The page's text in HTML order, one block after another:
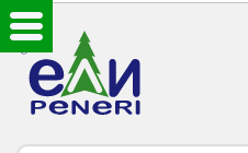
ЕЛКИ ИСКУССТВЕННЫЕ
ЕЛОЧНЫЕ УКРАШЕНИЯ